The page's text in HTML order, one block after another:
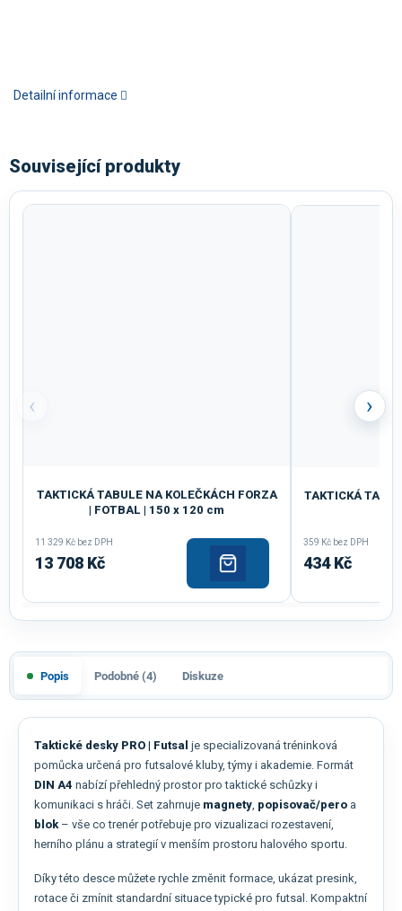
Detailní informace
Související produkty
‹
TAKTICKÁ TABULE NA KOLEČKÁCH FORZA
| FOTBAL | 150 x 120 cm
11 329 Kč bez DPH
13 708 Kč
TAKTICKÁ
359 Kč bez DPH
434 Kč
›
Popis Podobné (4) Diskuze
Taktické desky PRO | Futsal je specializovaná tréninková
pomůcka určená pro futsalové kluby, týmy i akademie. Formát
DIN A4 nabízí přehledný prostor pro taktické schůzky i
komunikaci s hráči. Set zahrnuje magnety, popisovač/pero a
blok– vše co trenér potřebuje pro vizualizaci rozestavení,
herního plánu a strategií v menším prostoru halového sportu.
Díky této desce můžete rychle změnit formace, ukázat presink,
rotace či zmínit standardní situace typické pro futsal. Kompaktní